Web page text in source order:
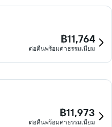
฿11,764
ต่อคืนพร้อมค่าธรรมเนียม
฿11,973
ต่อคืนพร้อมค่าธรรมเนียม